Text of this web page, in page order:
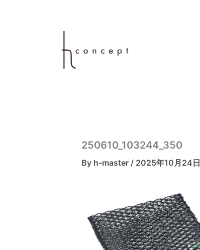
250610_103244_350
By h-master / 2025年10月24日